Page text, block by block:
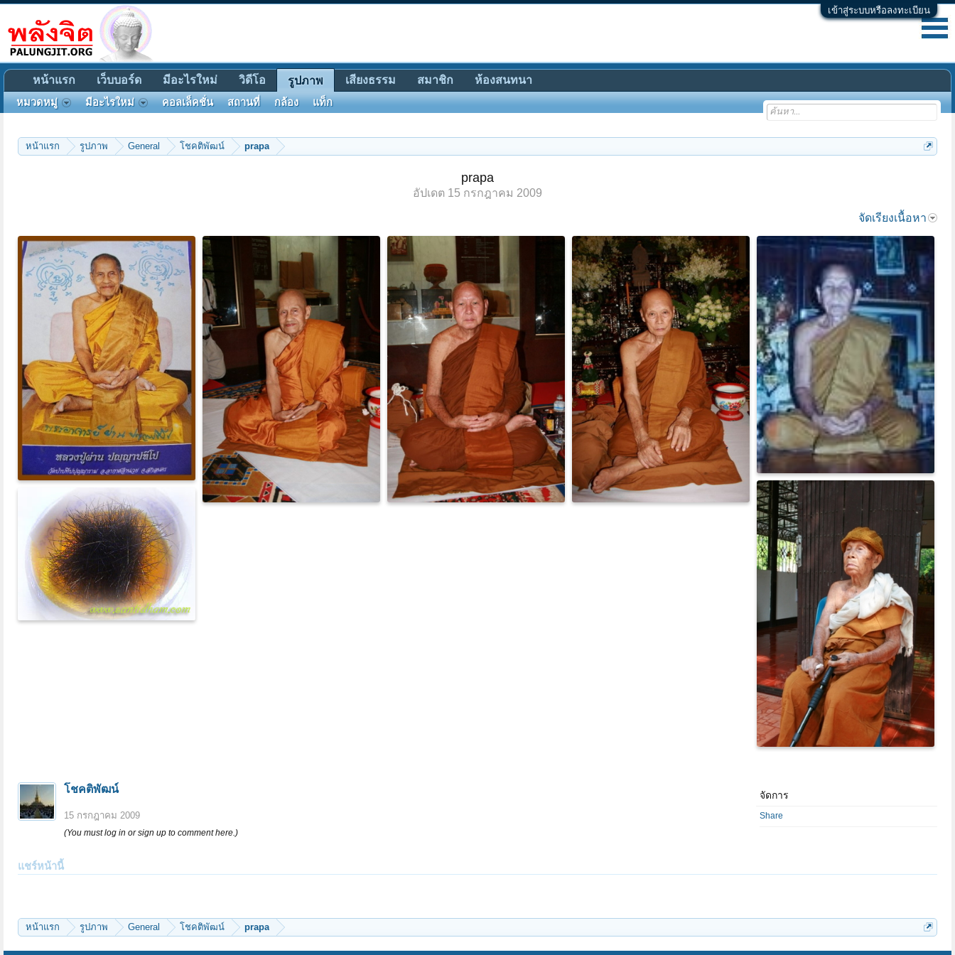
เข้าสู่ระบบหรือลงทะเบียน
หน้าแรก รูปภาพ General โชคติพัฒน์ prapa
prapa
อัปเดต 15 กรกฎาคม 2009
จัดเรียงเนื้อหา
โชคติพัฒน์
15 กรกฎาคม 2009
(You must log in or sign up to comment here.)
จัดการ
Share
แชร์หน้านี้
หน้าแรก รูปภาพ General โชคติพัฒน์ prapa
หน้าแรก เว็บบอร์ด มีอะไรใหม่ วิดีโอ รูปภาพ
หมวดหมู่ มีอะไรใหม่ คอลเล็คชั่น สถานที่ กล้อง แท็ก
เสียงธรรม สมาชิก ห้องสนทนา